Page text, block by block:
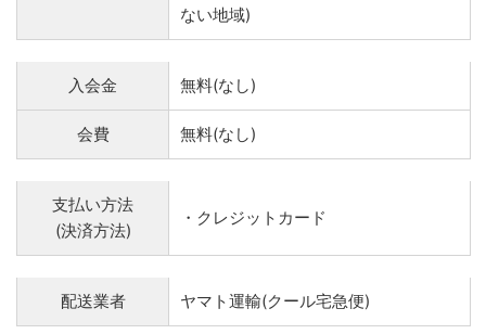
ない地域)
入会金 無料(なし)
会費 無料(なし)
支払い方法
(決済方法)
・クレジットカード
配送業者 ヤマト運輸(クール宅急便)